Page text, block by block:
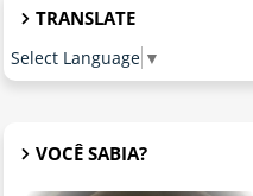
TRANSLATE
Select Language ▼
VOCÊ SABIA?